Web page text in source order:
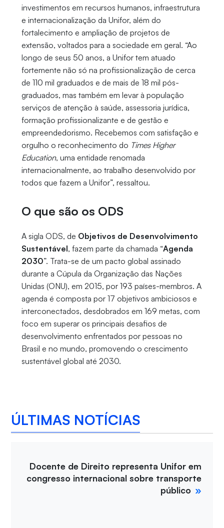
investimentos em recursos humanos, infraestrutura
e internacionalização da Unifor, além do
fortalecimento e ampliação de projetos de
extensão, voltados para a sociedade em geral. “Ao
longo de seus 50 anos, a Unifor tem atuado
fortemente não só na profissionalização de cerca
de 110 mil graduados e de mais de 18 mil pós-
graduados, mas também em levar à população
serviços de atenção à saúde, assessoria jurídica,
formação profissionalizante e de gestão e
empreendedorismo. Recebemos com satisfação e
orgulho o reconhecimento do Times Higher
Education, uma entidade renomada
internacionalmente, ao trabalho desenvolvido por
todos que fazem a Unifor”, ressaltou.
O que são os ODS
A sigla ODS, de Objetivos de Desenvolvimento
Sustentável, fazem parte da chamada “Agenda
2030”. Trata-se de um pacto global assinado
durante a Cúpula da Organização das Nações
Unidas (ONU), em 2015, por 193 países-membros. A
agenda é composta por 17 objetivos ambiciosos e
interconectados, desdobrados em 169 metas, com
foco em superar os principais desafios de
desenvolvimento enfrentados por pessoas no
Brasil e no mundo, promovendo o crescimento
sustentável global até 2030.
ÚLTIMAS NOTÍCIAS
Docente de Direito representa Unifor em
congresso internacional sobre transporte
público